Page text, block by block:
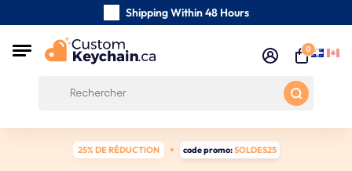
Shipping Within 48 Hours
Customer reviews:
0
25% DE RÉDUCTION code promo:SOLDES25